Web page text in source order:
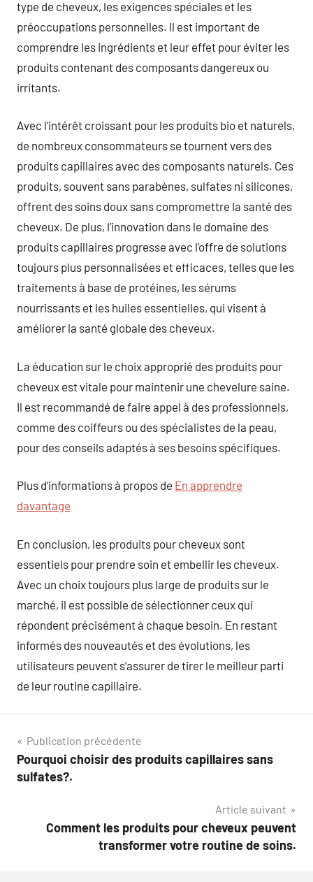
type de cheveux, les exigences spéciales et les
préoccupations personnelles. Il est important de
comprendre les ingrédients et leur effet pour éviter les
produits contenant des composants dangereux ou
irritants.
Avec l’intérêt croissant pour les produits bio et naturels,
de nombreux consommateurs se tournent vers des
produits capillaires avec des composants naturels. Ces
produits, souvent sans parabènes, sulfates ni silicones,
offrent des soins doux sans compromettre la santé des
cheveux. De plus, l’innovation dans le domaine des
produits capillaires progresse avec l’offre de solutions
toujours plus personnalisées et efficaces, telles que les
traitements à base de protéines, les sérums
nourrissants et les huiles essentielles, qui visent à
améliorer la santé globale des cheveux.
La éducation sur le choix approprié des produits pour
cheveux est vitale pour maintenir une chevelure saine.
Il est recommandé de faire appel à des professionnels,
comme des coiffeurs ou des spécialistes de la peau,
pour des conseils adaptés à ses besoins spécifiques.
Plus d’informations à propos de En apprendre
davantage
En conclusion, les produits pour cheveux sont
essentiels pour prendre soin et embellir les cheveux.
Avec un choix toujours plus large de produits sur le
marché, il est possible de sélectionner ceux qui
répondent précisément à chaque besoin. En restant
informés des nouveautés et des évolutions, les
utilisateurs peuvent s’assurer de tirer le meilleur parti
de leur routine capillaire.
Navigation
de
Publication précédente
Pourquoi choisir des produits capillaires sans
sulfates?.
Article suivant
Comment les produits pour cheveux peuvent
transformer votre routine de soins.